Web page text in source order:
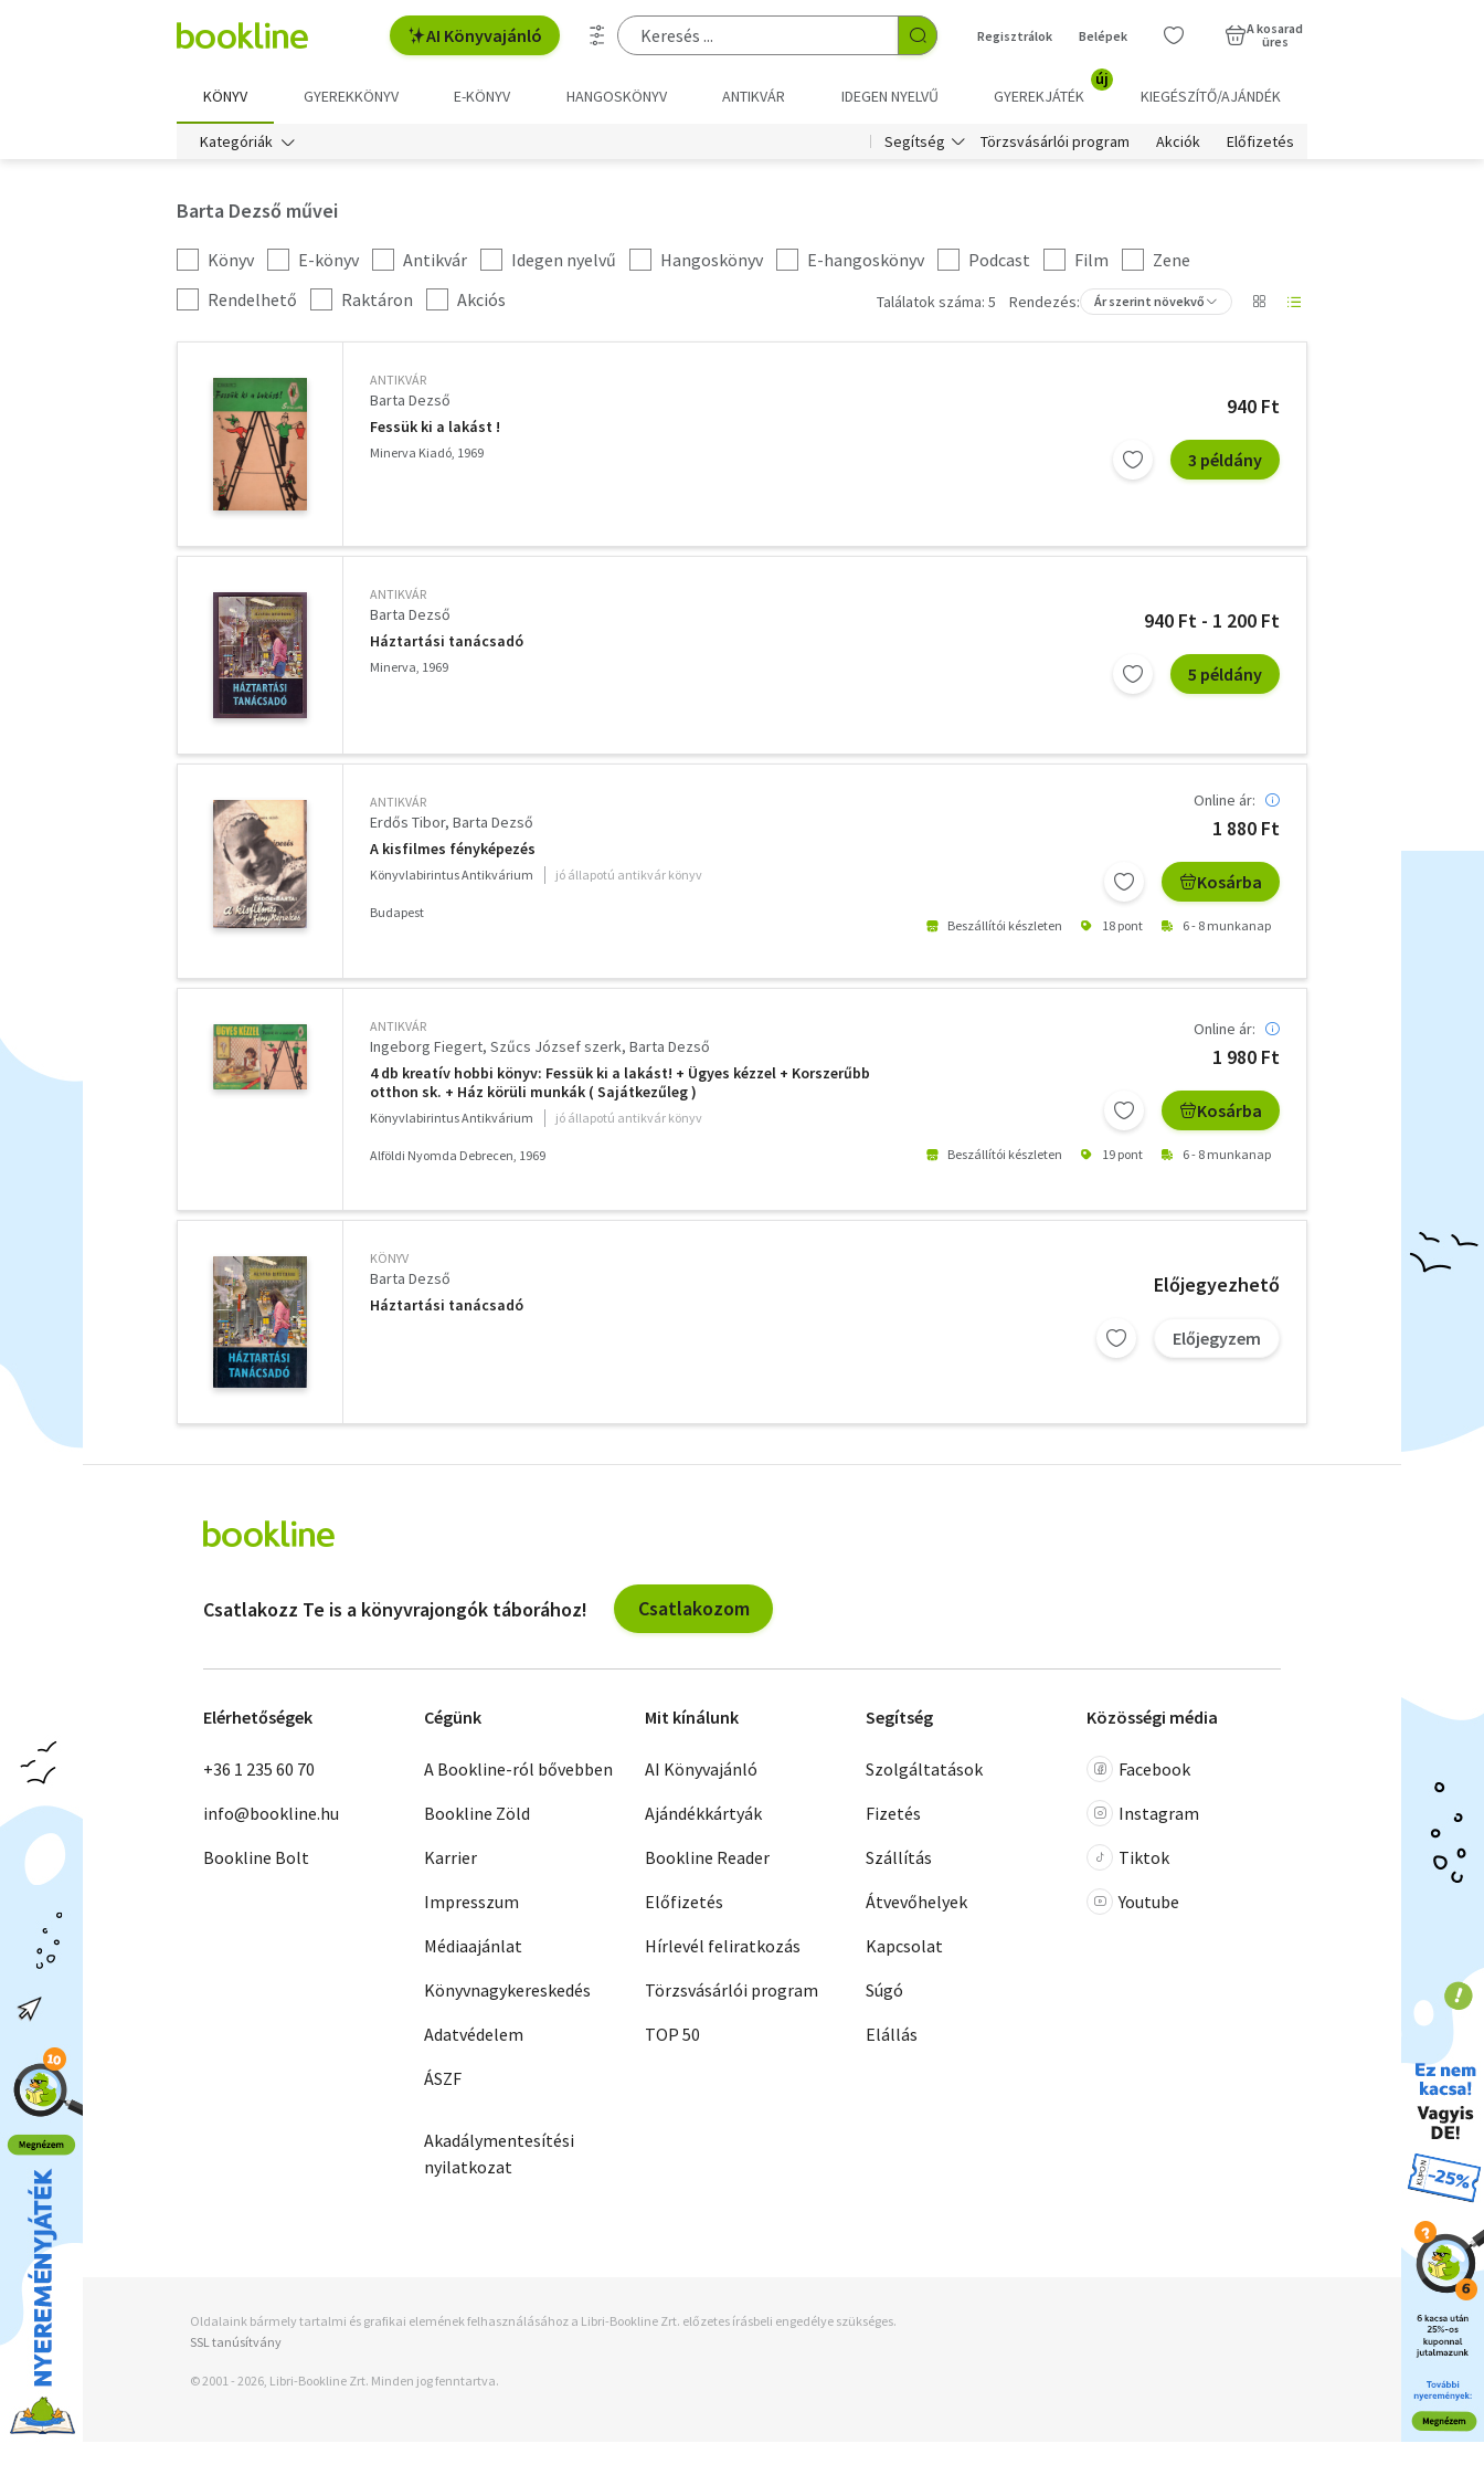
AI Könyvajánló Regisztrálok Belépek
A kosarad
üres
KÖNYV GYEREKKÖNYV E-KÖNYV HANGOSKÖNYV ANTIKVÁR IDEGEN NYELVŰ GYEREKJÁTÉK
új
KIEGÉSZÍTŐ/AJÁNDÉK
Kategóriák Segítség Törzsvásárlói program Akciók Előfizetés
Barta Dezső művei
Kategória
szűrés
Könyv E-könyv Antikvár Idegen nyelvű Hangoskönyv E-hangoskönyv Podcast Film
Zene
További
szűrők
Rendelhető Raktáron Akciós Találatok száma: 5 Rendezés: Ár szerint növekvő
ANTIKVÁR
Barta Dezső
Fessük ki a lakást !
Minerva Kiadó, 1969
940 Ft
3 példány
ANTIKVÁR
Barta Dezső
Háztartási tanácsadó
Minerva, 1969
940 Ft - 1 200 Ft
5 példány
ANTIKVÁR
Erdős Tibor Barta Dezső
A kisfilmes fényképezés
Könyvlabirintus Antikvárium jó állapotú antikvár könyv
Budapest
Online ár:
1 880 Ft
Kosárba
Beszállítói készleten 18 pont 6 - 8 munkanap
ANTIKVÁR
Ingeborg Fiegert Szűcs József szerk Barta Dezső
4 db kreatív hobbi könyv: Fessük ki a lakást! + Ügyes kézzel + Korszerűbb
otthon sk. + Ház körüli munkák ( Sajátkezűleg )
Könyvlabirintus Antikvárium jó állapotú antikvár könyv
Alföldi Nyomda Debrecen, 1969
Online ár:
1 980 Ft
Kosárba
Beszállítói készleten 19 pont 6 - 8 munkanap
KÖNYV
Barta Dezső
Háztartási tanácsadó
Előjegyezhető
Előjegyzem
szűrők
Csatlakozz Te is a könyvrajongók táborához! Csatlakozom
Elérhetőségek
+36 1 235 60 70
info@bookline.hu
Bookline Bolt
Cégünk
A Bookline-ról bővebben
Bookline Zöld
Karrier
Impresszum
Médiaajánlat
Könyvnagykereskedés
Adatvédelem
ÁSZF
Akadálymentesítési
nyilatkozat
Mit kínálunk
AI Könyvajánló
Ajándékkártyák
Bookline Reader
Előfizetés
Hírlevél feliratkozás
Törzsvásárlói program
TOP 50
Segítség
Szolgáltatások
Fizetés
Szállítás
Átvevőhelyek
Kapcsolat
Súgó
Elállás
Közösségi média
Facebook
Instagram
Tiktok
Youtube
Oldalaink bármely tartalmi és grafikai elemének felhasználásához a Libri-Bookline Zrt. előzetes írásbeli engedélye szükséges.
SSL tanúsítvány
© 2001 - 2026, Libri-Bookline Zrt. Minden jog fenntartva.